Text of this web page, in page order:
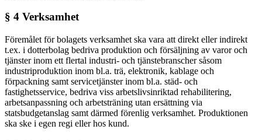
§ 4 Verksamhet
Föremålet för bolagets verksamhet ska vara att direkt eller indirekt
t.ex. i dotterbolag bedriva produktion och försäljning av varor och
tjänster inom ett flertal industri- och tjänstebranscher såsom
industriproduktion inom bl.a. trä, elektronik, kablage och
förpackning samt servicetjänster inom bl.a. städ- och
fastighetsservice, bedriva viss arbetslivsinriktad rehabilitering,
arbetsanpassning och arbetsträning utan ersättning via
statsbudgetanslag samt därmed förenlig verksamhet. Produktionen
ska ske i egen regi eller hos kund.